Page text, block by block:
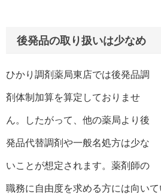
後発品の取り扱いは少なめ
ひかり調剤薬局東店では後発品調
剤体制加算を算定しておりませ
ん。したがって、他の薬局より後
発品代替調剤や一般名処方は少な
いことが想定されます。薬剤師の
職務に自由度を求める方には向い